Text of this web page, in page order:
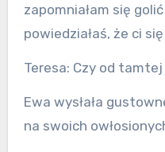
zapomniałam się
powiedziałaś, że ci
Teresa: Czy od tamtej
Ewa wysłała
na swoich